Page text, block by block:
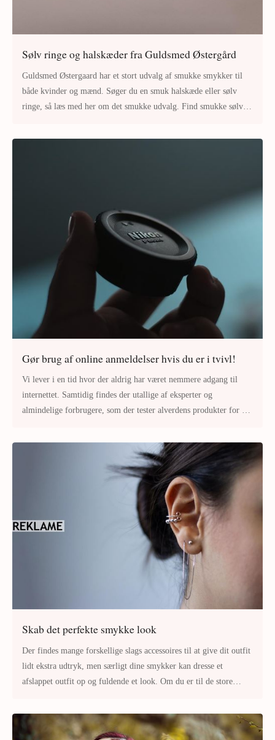
Sølv ringe og halskæder fra Guldsmed Østergård
Guldsmed Østergaard har et stort udvalg af smukke smykker til
både kvinder og mænd. Søger du en smuk halskæde eller sølv
ringe, så læs med her om det smukke udvalg. Find smukke sølv
Gør brug af online anmeldelser hvis du er i tvivl!
Vi lever i en tid hvor der aldrig har været nemmere adgang til
internettet. Samtidig findes der utallige af eksperter og
almindelige forbrugere, som der tester alverdens produkter for at
Skab det perfekte smykke look
Der findes mange forskellige slags accessoires til at give dit outfit
lidt ekstra udtryk, men særligt dine smykker kan dresse et
afslappet outfit op og fuldende et look. Om du er til de store